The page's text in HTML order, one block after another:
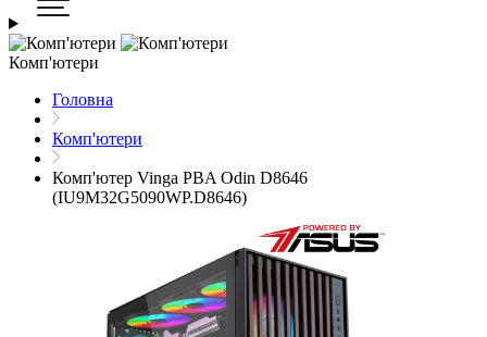
Комп'ютери
Головна
Комп'ютери
Комп'ютер Vinga PBA Odin D8646
(IU9M32G5090WP.D8646)